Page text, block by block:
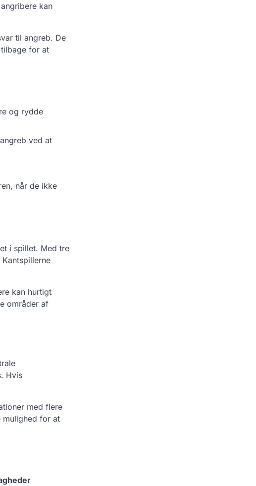
kan
til angreb. De
for at
og rydde
ved at
når de ikke
i spillet. Med tre
kan hurtigt
områder af
Hvis
med flere
mulighed for at